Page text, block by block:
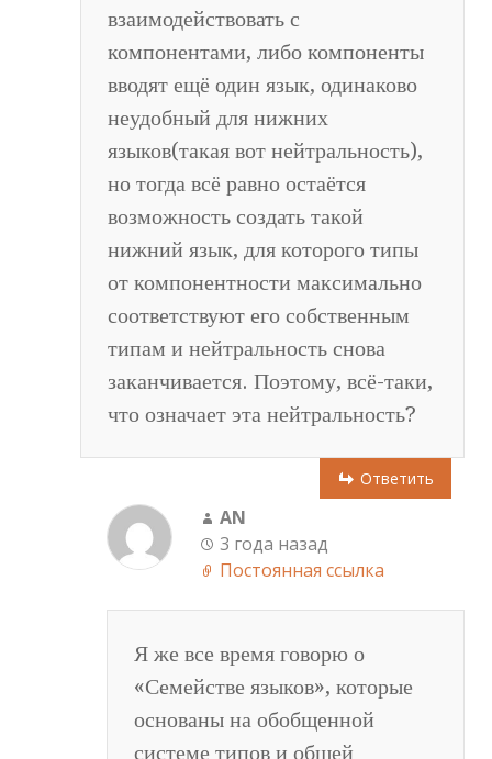
взаимодействовать с
компонентами, либо компоненты
вводят ещё один язык, одинаково
неудобный для нижних
языков(такая вот нейтральность),
но тогда всё равно остаётся
возможность создать такой
нижний язык, для которого типы
от компонентности максимально
соответствуют его собственным
типам и нейтральность снова
заканчивается. Поэтому, всё-таки,
что означает эта нейтральность?
Ответить
AN
3 года назад
Постоянная ссылка
Я же все время говорю о
«Семействе языков», которые
основаны на обобщенной
системе типов и общей